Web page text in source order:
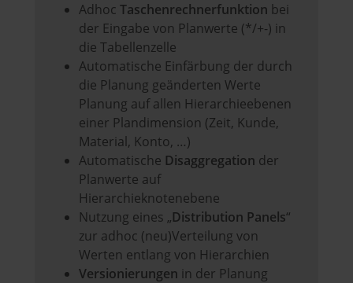
Adhoc Taschenrechnerfunktion bei
der Eingabe von Planwerte (*/+-) in
die Tabellenzelle
Automatische Einfärbung der durch
die Planung geänderten Werte
Planung auf allen Hierarchieebenen
einer Plandimension (Zeit, Kunde,
Material, Konto, …)
Automatische Disaggregation der
Planwerte auf
Hierarchieknotenebene
Nutzung eines „Distribution Panels“
zur adhoc (neu)Verteilung von
Werten entlang von Hierarchien
Versionierungen in der Planung